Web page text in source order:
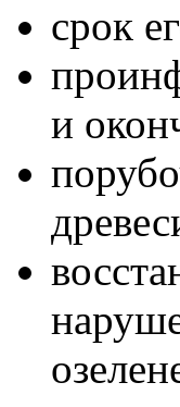
срок
и